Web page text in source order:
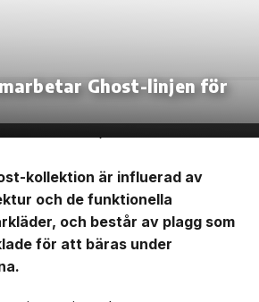
Ghost-linjen för
kollektion är influerad av
och de funktionella
och består av plagg som
för att bäras under